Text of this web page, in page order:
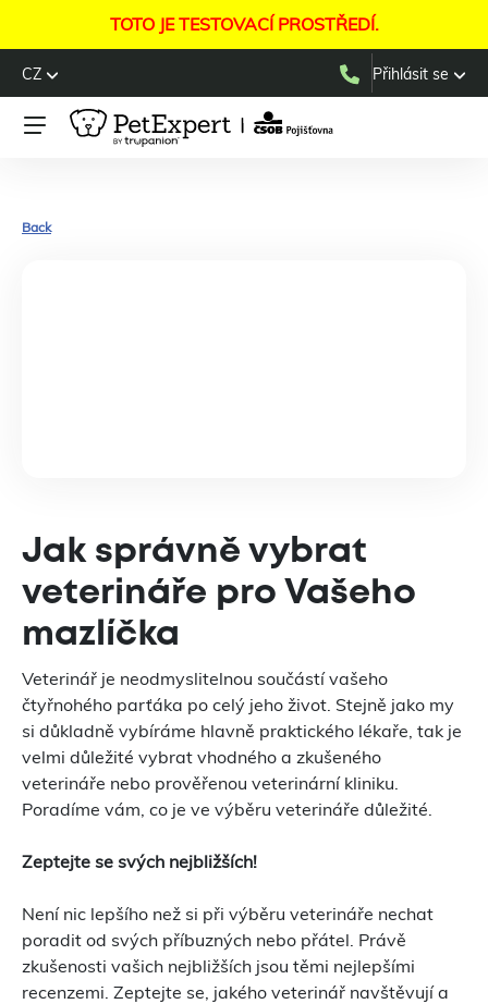
TOTO JE TESTOVACÍ PROSTŘEDÍ.
CZ Přihlásit se
Back
Jak správně vybrat
veterináře pro Vašeho
mazlíčka
Veterinář je neodmyslitelnou součástí vašeho
čtyřnohého parťáka po celý jeho život. Stejně jako my
si důkladně vybíráme hlavně praktického lékaře, tak je
velmi důležité vybrat vhodného a zkušeného
veterináře nebo prověřenou veterinární kliniku.
Poradíme vám, co je ve výběru veterináře důležité.
Zeptejte se svých nejbližších!
Není nic lepšího než si při výběru veterináře nechat
poradit od svých příbuzných nebo přátel. Právě
zkušenosti vašich nejbližších jsou těmi nejlepšími
recenzemi. Zeptejte se, jakého veterinář navštěvují a